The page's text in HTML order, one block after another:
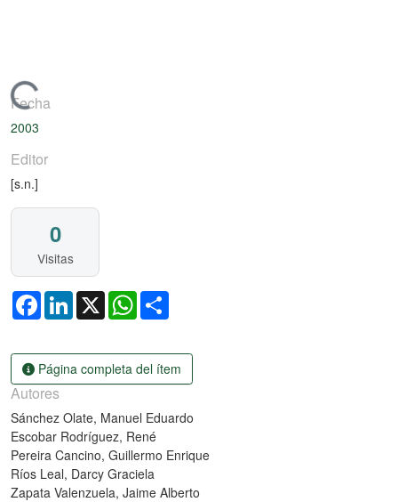
Cargando...
Fecha
2003
Editor
[s.n.]
0
Visitas
FacebookLinkedIn
X WhatsApp
Página completa del ítem
Autores
Sánchez Olate, Manuel Eduardo
Escobar Rodríguez, René
Pereira Cancino, Guillermo Enrique
Ríos Leal, Darcy Graciela
Zapata Valenzuela, Jaime Alberto